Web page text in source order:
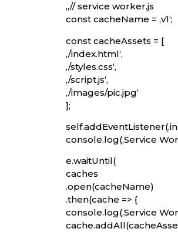
„// service worker.js
const cacheName = ‚v1‘;
const cacheAssets = [
‚/index.html‘,
‚/styles.css‘,
‚/script.js‘,
‚/images/pic.jpg‘
];
console.log(‚Service
e.waitUntil(
caches
.open(cacheName)
.then(cache => {
console.log(‚Service